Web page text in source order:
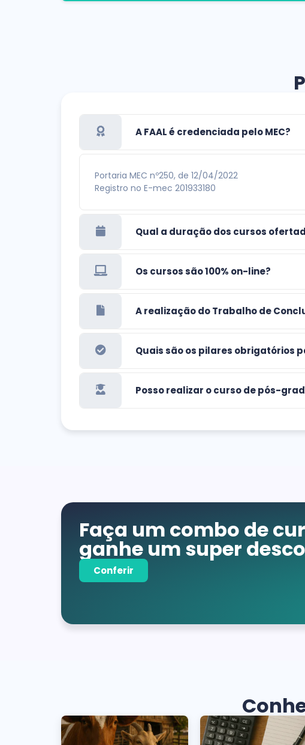
A FAAL é credenciada pelo MEC?
Portaria MEC nº250, de 12/04/2022
Registro no E-mec 201933180
Qual a duração dos cursos
Os cursos são 100% on-line?
A realização do Trabalho de
Quais são os pilares obrigatórios
Posso realizar o curso de pós-
Faça um combo de
ganhe um super
Conferir